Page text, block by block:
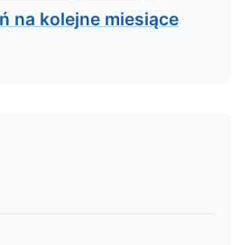
na kolejne miesiące